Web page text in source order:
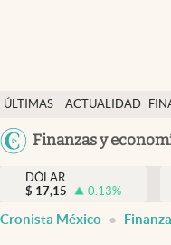
ÚLTIMAS
NOTICIAS
ACTUALIDAD
Finanzas y
Actualidad
Finanzas y economía
Dólar y mercados
DÓLAR
$ 17,15 0.13%
Cronista México